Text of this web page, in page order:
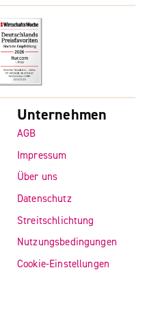
Unternehmen
AGB
Impressum
Über uns
Datenschutz
Streitschlichtung
Nutzungsbedingungen
Cookie-Einstellungen